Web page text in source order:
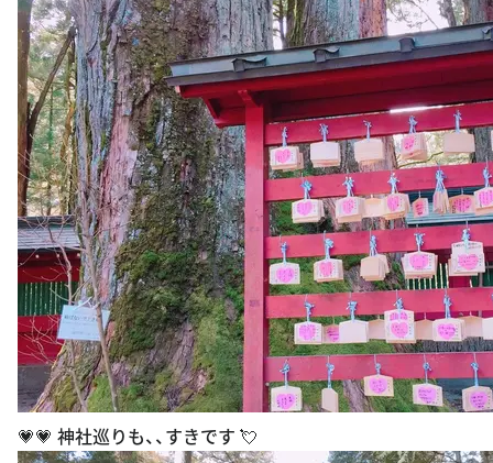
💗💗 神社巡りも、、すきです 💘